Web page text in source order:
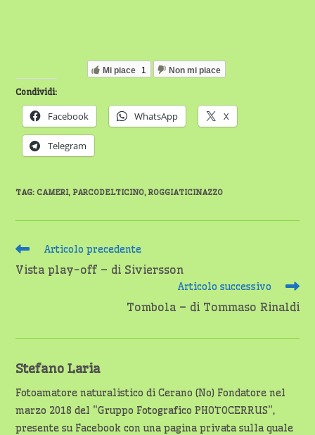
Mi piace 1 Non mi piace
Condividi:
Facebook WhatsApp X
Telegram
TAG: CAMERI, PARCODELTICINO, ROGGIATICINAZZO
Leggi
articoli
Articolo precedente
Vista play-off – di Siviersson
Articolo successivo
Tombola – di Tommaso Rinaldi
Stefano Laria
Fotoamatore naturalistico di Cerano (No) Fondatore nel
marzo 2018 del "Gruppo Fotografico PHOTOCERRUS",
presente su Facebook con una pagina privata sulla quale